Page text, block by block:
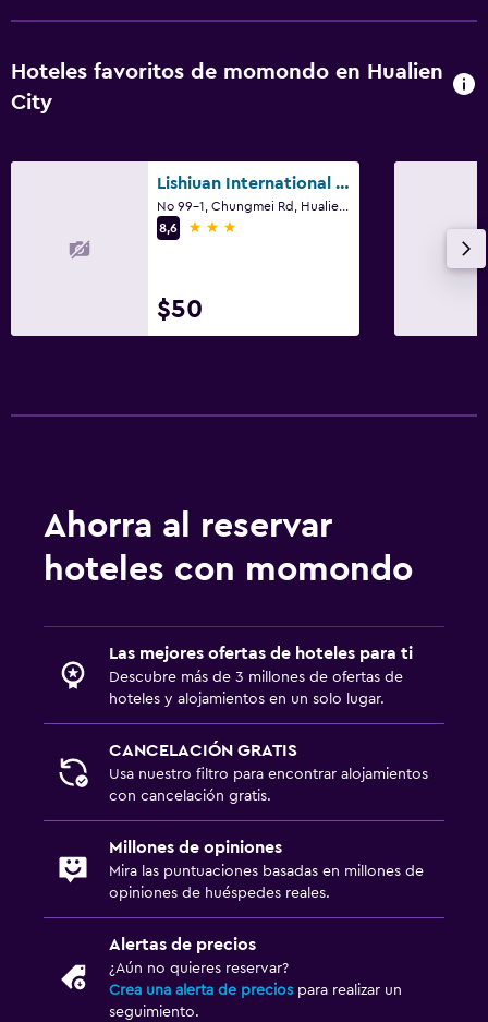
Hoteles favoritos de momondo en Hualien
City
Lishiuan International Hotel
8,6
3 estrellas
$50
Ahorra al reservar
hoteles con momondo
Las mejores ofertas de hoteles para ti
Descubre más de 3 millones de ofertas de
hoteles y alojamientos en un solo lugar.
CANCELACIÓN GRATIS
Usa nuestro filtro para encontrar alojamientos
con cancelación gratis.
Millones de opiniones
Mira las puntuaciones basadas en millones de
opiniones de huéspedes reales.
Alertas de precios
¿Aún no quieres reservar?
Crea una alerta de precios para realizar un
seguimiento.